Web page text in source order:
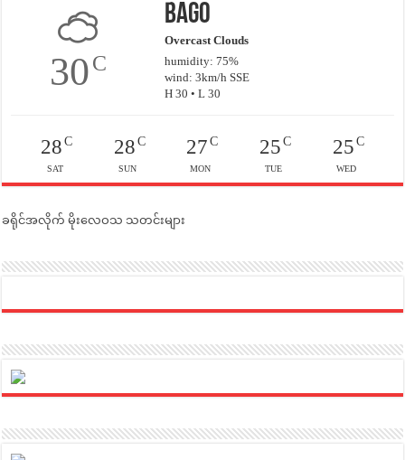
30C
Bago
Overcast Clouds
humidity: 75%
wind: 3km/h SSE
H 30 • L 30
28C
SAT
28C
SUN
27 C
MON
25C
TUE
25C
WED
ခရိုင်အလိုက် မိုးလေဝသ သတင်းများ